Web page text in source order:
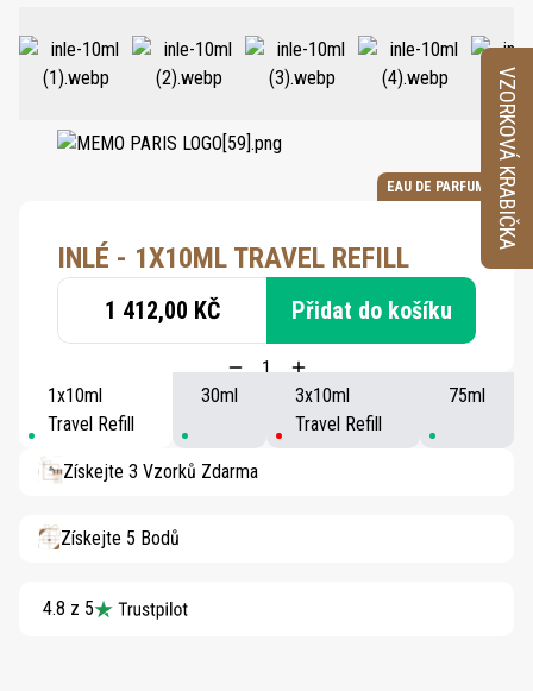
EAU DE PARFUM
INLÉ - 1X10ML TRAVEL REFILL
1 412,00 KČ Přidat do košíku
1x10ml
Travel Refill
30ml
3x10ml
Travel Refill
75ml
Získejte 3 Vzorků Zdarma
Získejte 5 Bodů
4.8 z 5
VZORKOVÁ KRABIČKA